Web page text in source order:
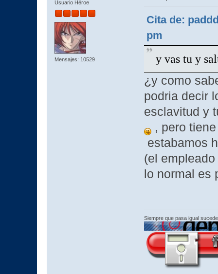
Usuario Héroe
Mensajes: 10529
Cita de:
pm
y vas tu y
¿y como
podria decir
esclavitud y
, pero tiene
estabamos
(el
lo normal es
Siempre que pasa igual